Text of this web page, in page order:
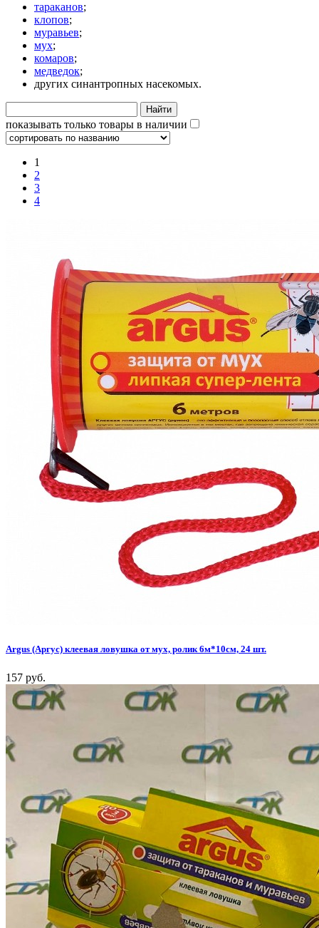
тараканов;
клопов;
муравьев;
мух;
комаров;
медведок;
других синантропных насекомых.
Найти
показывать только товары в наличии
1
2
3
4
Argus (Аргус) клеевая ловушка от мух, ролик 6м*10см, 24 шт.
157 руб.